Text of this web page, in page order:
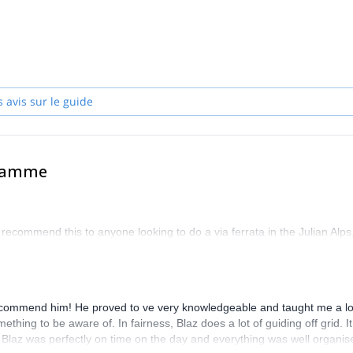
en France. Les longues ascensions hivernales et les arêtes sont
d'arête complète). D'autres ascensions mémorables ont
et la traversée d'arête de Peuterey en Slovénie, parmi beaucoup
d'escalade et de cascade de glace en Slovénie, notamment dans
avis sur le guide
this to anyone looking to do a via ferrata in the Julian
him! He proved to ve very knowledgeable and taught me a
to be aware of. In fairness, Blaz does a lot of guiding off grid.
was perfectly on time on the day and everything was well